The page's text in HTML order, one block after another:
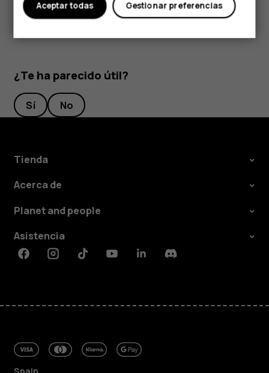
¿Te ha parecido útil?
Sí No
Tienda
Acerca de
Planet and people
Asistencia
FacebookInstagramTiktokYoutubeLinkedinDiscord
Gestionar preferencias
Aceptar todas